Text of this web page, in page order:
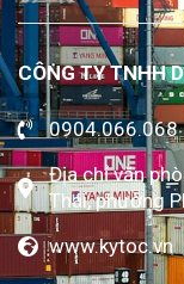
CÔNG TY TNHH
0904.066.068
Địa chỉ văn
Thái, phường
www.kytoc.vn